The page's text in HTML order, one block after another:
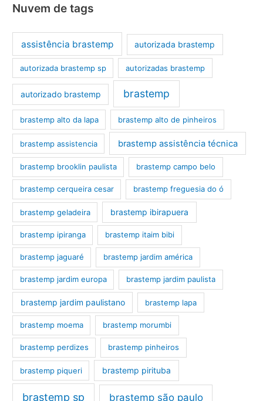
Nuvem de tags
assistência brastemp autorizada brastemp
autorizada brastemp sp autorizadas brastemp
autorizado brastemp brastemp
brastemp alto da lapa brastemp alto de pinheiros
brastemp assistencia brastemp assistência técnica
brastemp brooklin paulista brastemp campo belo
brastemp cerqueira cesar brastemp freguesia do ó
brastemp geladeira brastemp ibirapuera
brastemp ipiranga brastemp itaim bibi
brastemp jaguaré brastemp jardim américa
brastemp jardim europa brastemp jardim paulista
brastemp jardim paulistano brastemp lapa
brastemp moema brastemp morumbi
brastemp perdizes brastemp pinheiros
brastemp piqueri brastemp pirituba
brastemp sp brastemp são paulo